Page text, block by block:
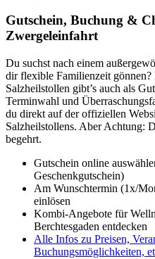
Gutschein, Buchung &
Zwergeleinfahrt
Du suchst nach einem
dir flexible Familienzeit
Salzheilstollen gibt’s auch als
Terminwahl und
du direkt auf der offiziellen
Salzheilstollens. Aber Achtung:
begehrt.
Gutschein online
Geschenkgutschein)
Am Wunschtermin (1x/
einlösen
Kombi-Angebote für
Berchtesgaden entdecken
Alle Infos zu Preisen,
Buchungsmöglichkeiten,